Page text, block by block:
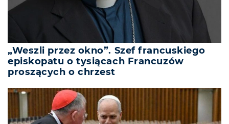
„Weszli przez okno”. Szef francuskiego
episkopatu o tysiącach Francuzów
proszących o chrzest